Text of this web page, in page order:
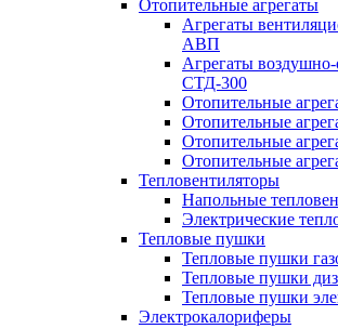
Отопительные агрегаты
Агрегаты
АВП
Агрегаты
СТД-300
Отопительные
Отопительные
Отопительные
Отопительные
Тепловентиляторы
Напольные
Электрические
Тепловые пушки
Тепловые пушки
Тепловые пушки
Тепловые пушки
Электрокалориферы